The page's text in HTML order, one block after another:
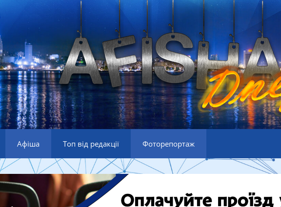
Афіша Топ від редакції Фоторепортаж